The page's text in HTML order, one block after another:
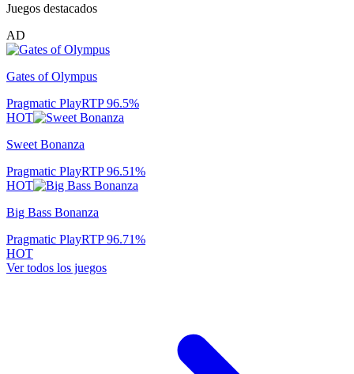
Juegos destacados
AD
Gates of Olympus
Pragmatic PlayRTP96.5%
HOT
Sweet Bonanza
Pragmatic PlayRTP96.51%
HOT
Big Bass Bonanza
Pragmatic PlayRTP96.71%
HOT
Ver todos los juegos